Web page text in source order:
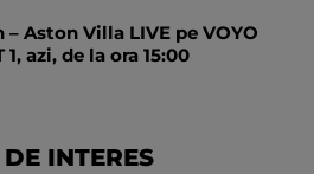
– Aston Villa LIVE pe VOYO
1, azi, de la ora 15:00
INTERES